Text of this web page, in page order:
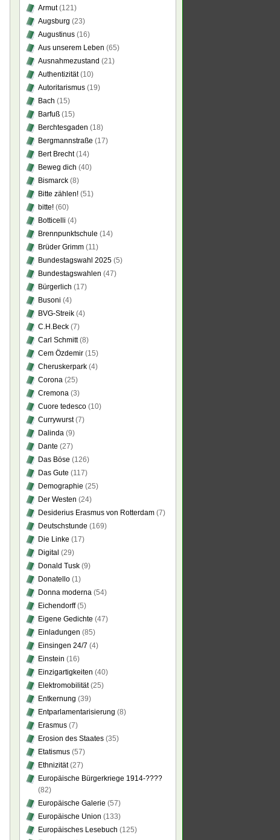
Armut(121)
Augsburg (23)
Augustinus (16)
Aus unserem Leben (65)
Ausnahmezustand (21)
Authentizität(10)
Autoritarismus (19)
Bach (15)
Barfuß (15)
Berchtesgaden (18)
Bergmannstraße (17)
Bert Brecht(14)
Beweg dich (40)
Bismarck (8)
Bitte zählen! (51)
bitte! (60)
Botticelli (4)
Brennpunktschule (14)
Brüder Grimm (11)
Bundestagswahl 2025 (5)
Bundestagswahlen (47)
Bürgerlich (17)
Busoni (4)
BVG-Streik (4)
C.H.Beck (7)
Carl Schmitt(8)
Cem Özdemir (15)
Cheruskerpark (4)
Corona (25)
Cremona (3)
Cuore tedesco (10)
Currywurst(7)
Dalinda (9)
Dante (27)
Das Böse (126)
Das Gute (117)
Demographie (25)
Der Westen (24)
Desiderius Erasmus von Rotterdam (7)
Deutschstunde (169)
Die Linke (17)
Digital (29)
Donald Tusk (9)
Donatello (1)
Donna moderna (54)
Eichendorff(5)
Eigene Gedichte (47)
Einladungen (85)
Einsingen 24/7 (4)
Einstein (16)
Einzigartigkeiten (40)
Elektromobilität(25)
Entkernung (39)
Entparlamentarisierung (8)
Erasmus (7)
Erosion des Staates (35)
Etatismus (57)
Ethnizität(27)
Europäische Bürgerkriege 1914-????
(82)
Europäische Galerie (57)
Europäische Union (133)
Europäisches Lesebuch (125)